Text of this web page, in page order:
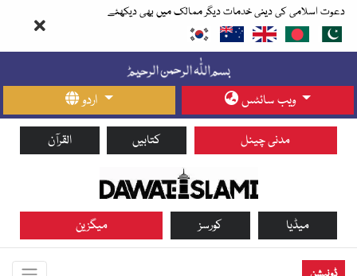
دعوت اسلامی کی دینی خدمات دیگر ممالک میں بھی دیکھئے
اردو ویب سائٹس
القرآن کتابیں مدنی چینل
میگزین کورسز میڈیا